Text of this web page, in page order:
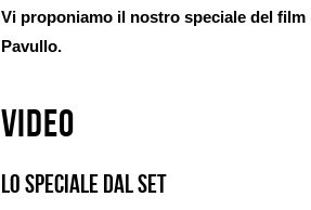
Vi proponiamo il nostro speciale del
Pavullo.
Video
Lo speciale dal set